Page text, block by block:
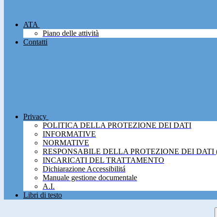
ATA
Piano delle attività
Contatti
Privacy
POLITICA DELLA PROTEZIONE DEI DATI
INFORMATIVE
NORMATIVE
RESPONSABILE DELLA PROTEZIONE DEI DATI
INCARICATI DEL TRATTAMENTO
Dichiarazione Accessibilitá
Manuale gestione documentale
A.I.
Libri di testo